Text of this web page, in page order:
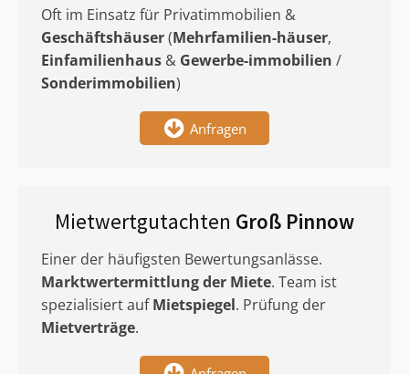
Oft im Einsatz für Privatimmobilien &
Geschäftshäuser(Mehrfamilien-häuser,
Einfamilienhaus & Gewerbe-immobilien /
Sonderimmobilien)
Anfragen
Mietwertgutachten Groß Pinnow
Einer der häufigsten Bewertungsanlässe.
Marktwertermittlungder Miete. Team ist
spezialisiert aufMietspiegel. Prüfung der
Mietverträge.